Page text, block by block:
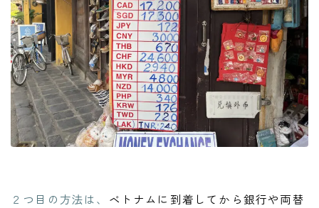
２つ目の方法は、 ベトナムに到着してから銀行や両替